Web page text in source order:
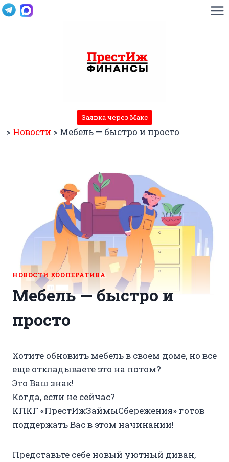
Перейти
Заявка через Макс
> Новости > Мебель — быстро и просто
НОВОСТИ КООПЕРАТИВА
Мебель — быстро и
просто
Хотите обновить мебель в своем доме, но все
еще откладываете это на потом?
Это Ваш знак!
Когда, если не сейчас?
КПКГ «ПрестИжЗаймыСбережения» готов
поддержать Вас в этом начинании!
Представьте себе новый уютный диван,